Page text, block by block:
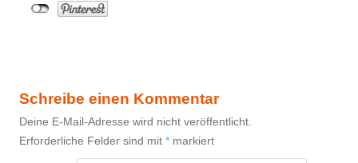
Schreibe einen Kommentar
Deine E-Mail-Adresse wird nicht veröffentlicht.
Erforderliche Felder sind mit * markiert